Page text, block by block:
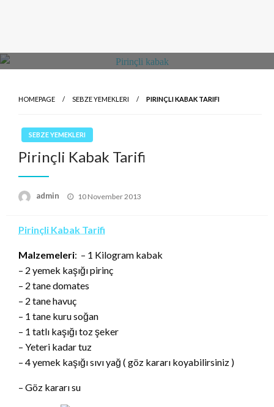
HOMEPAGE SEBZE YEMEKLERI PIRINÇLI KABAK TARIFI
SEBZE YEMEKLERI
Pirinçli Kabak Tarifi
admin
Posted
10 November 2013
Pirinçli Kabak Tarifi
Malzemeleri: – 1 Kilogram kabak
– 2 yemek kaşığı pirinç
– 2 tane domates
– 2 tane havuç
– 1 tane kuru soğan
– 1 tatlı kaşığı toz şeker
– Yeteri kadar tuz
– 4 yemek kaşığı sıvı yağ ( göz kararı koyabilirsiniz )
– Göz kararı su